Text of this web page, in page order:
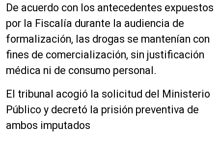
De acuerdo con los antecedentes expuestos
por la Fiscalía durante la audiencia de
formalización, las drogas se mantenían con
fines de comercialización, sin justificación
médica ni de consumo personal.
El tribunal acogió la solicitud del Ministerio
Público y decretó la prisión preventiva de
ambos imputados